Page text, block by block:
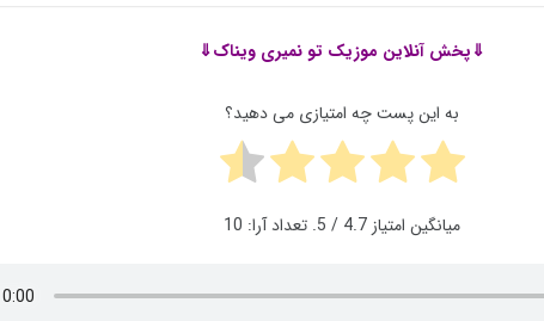
⇓پخش آنلاین موزیک تو نمیری ویناک⇓
به این پست چه امتیازی می دهید؟
میانگین امتیاز 4.7 / 5. تعداد آرا: 10